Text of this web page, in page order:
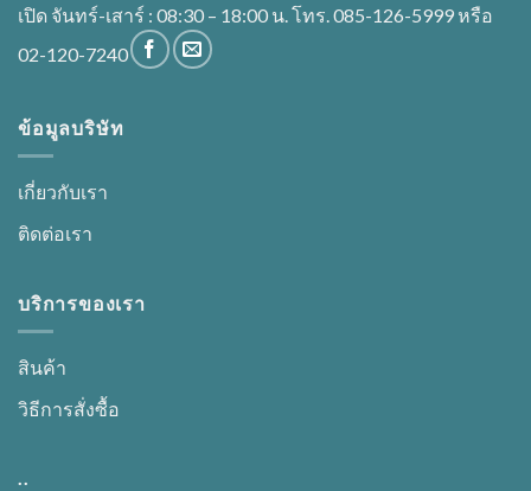
เปิด จันทร์-เสาร์ : 08:30 – 18:00 น. โทร. 085-126-5999 หรือ
02-120-7240
ข้อมูลบริษัท
เกี่ยวกับเรา
ติดต่อเรา
บริการของเรา
สินค้า
วิธีการสั่งซื้อ
..